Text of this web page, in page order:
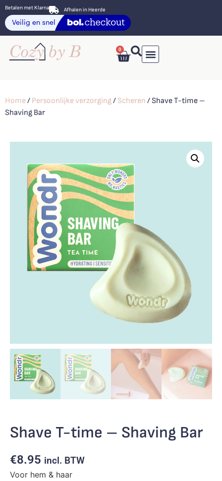
Betalen met Klarna Afhalen in Heerde
0
Home/ Persoonlijke verzorging/ Scheren / Shave T-time –
Shaving Bar
Shave T-time – Shaving Bar
€8.95 incl. BTW
Voor hem & haar